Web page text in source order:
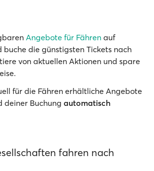
Angebote für Fähren auf
buche die günstigsten Tickets nach
von aktuellen Aktionen und spare
für die Fähren erhältliche Angebote
deiner Buchung automatisch
fahren nach